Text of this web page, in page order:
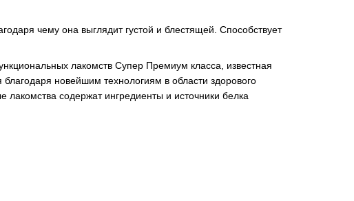
чему она выглядит густой и блестящей. Способствует
лакомств Супер Премиум класса, известная
новейшим технологиям в области здорового
содержат ингредиенты и источники белка